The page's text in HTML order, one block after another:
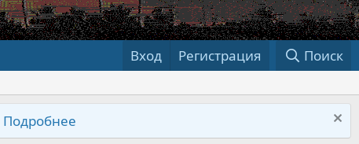
Вход Регистрация Поиск
Подробнее